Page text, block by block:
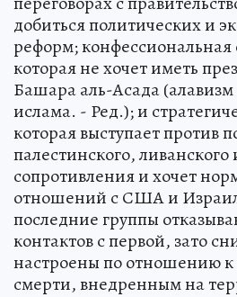
добиться политических и
реформ; конфессиональная
которая не хочет иметь
Башара аль-Асада (алавизм
ислама. - Ред.); и
которая выступает против
палестинского, ливанского
сопротивления и хочет
отношений с США и
последние группы
контактов с первой, зато
настроены по отношению к
смерти, внедренным на